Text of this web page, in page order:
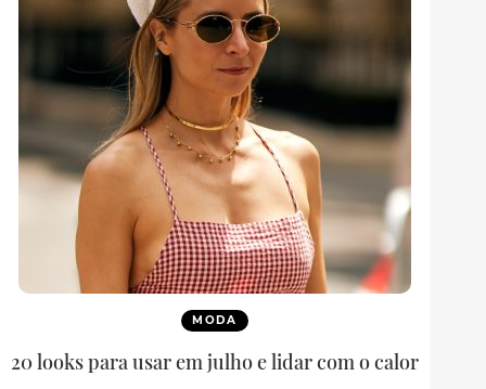
MODA
20 looks para usar em julho e lidar com o calor